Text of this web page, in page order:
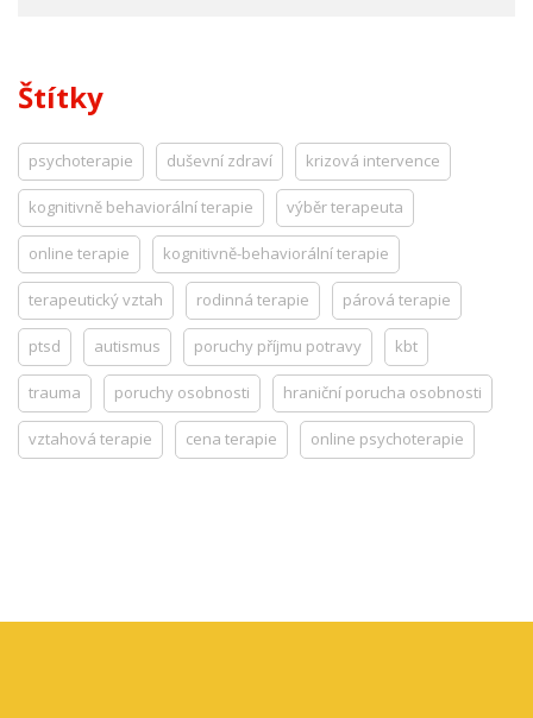
Štítky
psychoterapie duševní zdraví krizová intervence
kognitivně behaviorální terapie výběr terapeuta
online terapie kognitivně-behaviorální terapie
terapeutický vztah rodinná terapie párová terapie
ptsd autismus poruchy příjmu potravy kbt
trauma poruchy osobnosti hraniční porucha osobnosti
vztahová terapie cena terapie online psychoterapie